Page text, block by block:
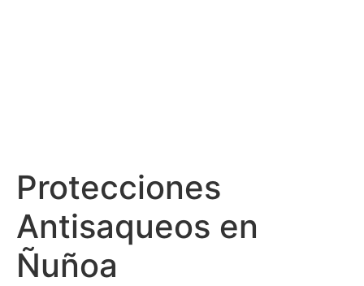
Protecciones
Antisaqueos en
Ñuñoa